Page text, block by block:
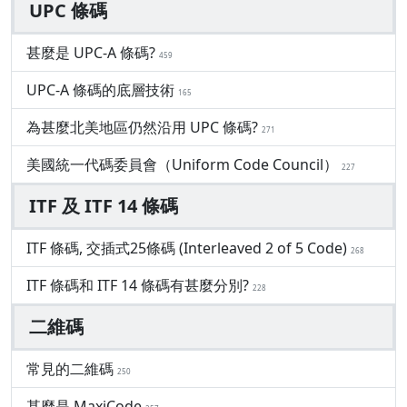
UPC 條碼
甚麼是 UPC-A 條碼? 459
UPC-A 條碼的底層技術 165
為甚麼北美地區仍然沿用 UPC 條碼? 271
美國統一代碼委員會（Uniform Code Council） 227
ITF 及 ITF 14 條碼
ITF 條碼, 交插式25條碼 (Interleaved 2 of 5 Code) 268
ITF 條碼和 ITF 14 條碼有甚麼分別? 228
二維碼
常見的二維碼 250